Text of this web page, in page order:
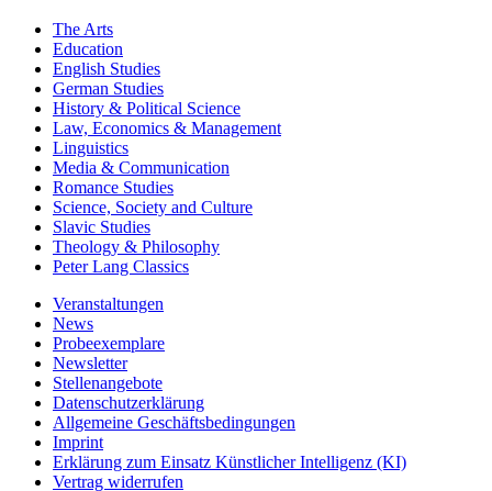
The Arts
Education
English Studies
German Studies
History & Political Science
Law, Economics & Management
Linguistics
Media & Communication
Romance Studies
Science, Society and Culture
Slavic Studies
Theology & Philosophy
Peter Lang Classics
Veranstaltungen
News
Probeexemplare
Newsletter
Stellenangebote
Datenschutzerklärung
Allgemeine Geschäftsbedingungen
Imprint
Erklärung zum Einsatz Künstlicher Intelligenz (KI)
Vertrag widerrufen